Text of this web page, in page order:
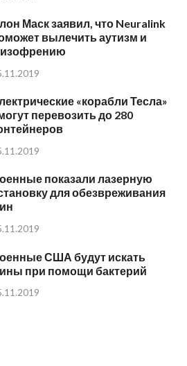
Маск заявил, что Neuralink
вылечить аутизм и
«корабли Тесла»
перевозить до 280
показали лазерную
для обезвреживания
США будут искать
при помощи бактерий